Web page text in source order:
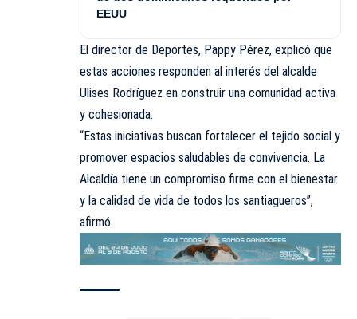
EEUU
El director de Deportes, Pappy Pérez, explicó que
estas acciones responden al interés del alcalde
Ulises Rodríguez en construir una comunidad activa
y cohesionada.
“Estas iniciativas buscan fortalecer el tejido social y
promover espacios saludables de convivencia. La
Alcaldía tiene un compromiso firme con el bienestar
y la calidad de vida de todos los santiagueros”,
afirmó.